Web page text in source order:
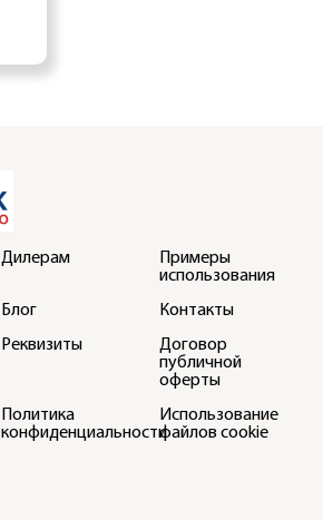
Дилерам
Примеры
использования
Блог
Контакты
Реквизиты
Договор
публичной
оферты
Политика
конфиденциальности
Использование
файлов cookie